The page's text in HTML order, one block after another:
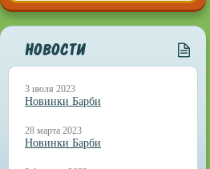
НОВОСТИ
3 июля 2023
Новинки Барби
28 марта 2023
Новинки Барби